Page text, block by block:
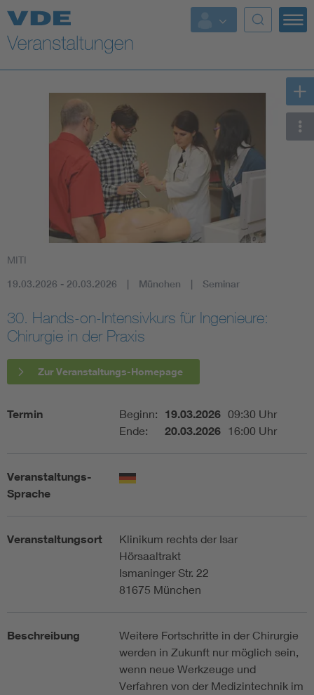
Top Themen
Fokusthemen
Energy
AI & Digital Trust
Health
Mobility
Assisted Living
Electromobility
Energy efficiency
Functional safety
MITI
19.03.2026 - 20.03.2026 München Seminar
30. Hands-on-Intensivkurs für Ingenieure:
Chirurgie in der Praxis
Zur Veranstaltungs-Homepage
Termin Beginn: 19.03.2026 09:30 Uhr
Ende:
20.03.2026 16:00 Uhr
Veranstaltungs-
Sprache
Veranstaltungsort
Klinikum rechts der Isar
Hörsaaltrakt
Ismaninger Str. 22
81675 München
Beschreibung
Weitere Fortschritte in der Chirurgie
werden in Zukunft nur möglich sein,
wenn neue Werkzeuge und
Verfahren von der Medizintechnik im